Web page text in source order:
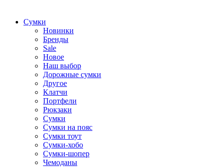
Cумки
Новинки
Бренды
Sale
Новое
Наш выбор
Дорожные сумки
Другое
Клатчи
Портфели
Рюкзаки
Сумки
Сумки на пояс
Сумки тоут
Сумки-хобо
Сумки-шопер
Чемоданы